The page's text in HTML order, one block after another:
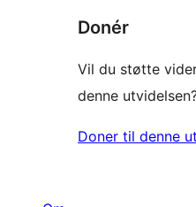
Donér
Vil du støtte
denne
Doner til denne